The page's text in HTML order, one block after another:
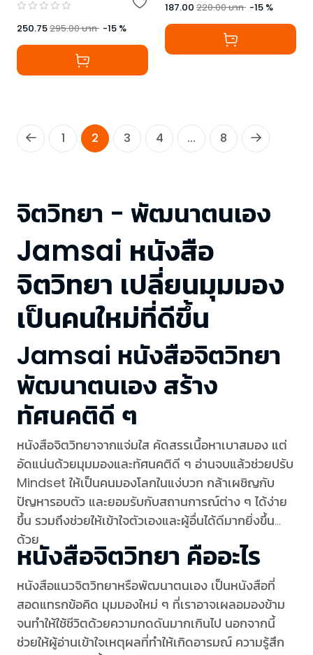
250.75295.00บาท -15 %
187.00 220.00บาท -15 %
1 2 3 4 ... 8
จิตวิทยา - พัฒนาตนเอง
Jamsai หนังสือ
จิตวิทยา เปลี่ยนมุมมอง
เป็นคนใหม่ที่ดีขึ้น
Jamsai หนังสือจิตวิทยา
พัฒนาตนเอง สร้าง
ทัศนคติดี ๆ
หนังสือจิตวิทยาจากแจ่มใส คัดสรรเนื้อหาเบาสมอง แต่
อัดแน่นด้วยมุมมองและทัศนคติดี ๆ อ่านจบแล้วช่วยปรับ
Mindset ให้เป็นคนมองโลกในแง่บวก กล้าเผชิญกับ
ปัญหารอบตัว และยอมรับกับสถานการณ์ต่าง ๆ ได้ง่าย
ขึ้น รวมถึงช่วยให้เข้าใจตัวเองและผู้อื่นได้ดีมากยิ่งขึ้น
ด้วย
หนังสือจิตวิทยา คืออะไร
หนังสือแนวจิตวิทยาหรือพัฒนาตนเอง เป็นหนังสือที่
สอดแทรกข้อคิด มุมมองใหม่ ๆ ที่เราอาจเผลอมองข้าม
จนทำให้ใช้ชีวิตด้วยความกดดันมากเกินไป นอกจากนี้
ช่วยให้ผู้อ่านเข้าใจเหตุผลที่ทำให้เกิดอารมณ์ ความรู้สึก